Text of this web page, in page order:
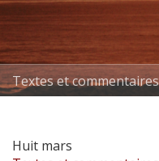
Textes et commentaires
Huit mars